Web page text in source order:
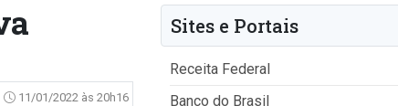
11/01/2022 às 20h16
Sites e Portais
Receita Federal
Banco do Brasil